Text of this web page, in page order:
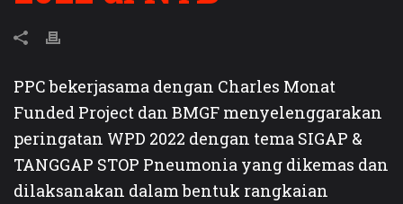
PPC bekerjasama dengan Charles Monat
Funded Project dan BMGF menyelenggarakan
peringatan WPD 2022 dengan tema SIGAP &
TANGGAP STOP Pneumonia yang dikemas dan
dilaksanakan dalam bentuk rangkaian